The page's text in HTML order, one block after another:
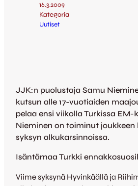
16.3.2009
Kategoria
Uutiset
JJK:n puolustaja Samu
kutsun alle 17-vuotiaiden
pelaa ensi viikolla Turkissa EM-
Nieminen on toiminut joukkeen
syksyn alkukarsinnoissa.
Isäntämaa Turkki
Viime syksynä Hyvinkäällä ja